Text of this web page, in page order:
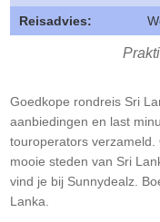
Reisadvies:
Goedkope rondreis Sri
aanbiedingen en last
touroperators
mooie steden van Sri
vind je bij Sunnydealz.
Lanka.